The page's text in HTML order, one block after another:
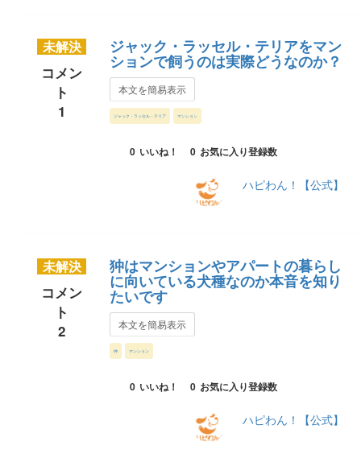
未解決
コメン
ト
1
ジャック・ラッセル・テリアをマン
ションで飼うのは実際どうなのか？
本文を簡易表示
ジャック・ラッセル・テリア マンション
0 いいね！ 0 お気に入り登録数
ハピわん！【公式】
未解決
コメン
ト
2
狆はマンションやアパートの暮らし
に向いている犬種なのか本音を知り
たいです
本文を簡易表示
狆 マンション
0 いいね！ 0 お気に入り登録数
ハピわん！【公式】